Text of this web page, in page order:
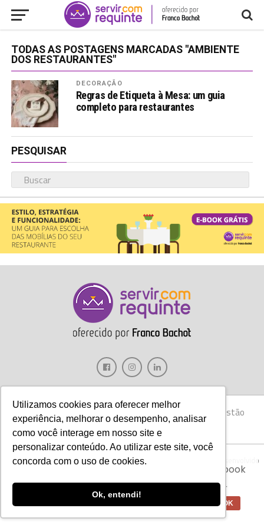
Utilizamos cookies para oferecer melhor
experiência, melhorar o desempenho, analisar
como você interage em nosso site e
personalizar conteúdo. Ao utilizar este site, você
concorda com o uso de cookies.
Ok, entendi!
TODAS AS POSTAGENS MARCADAS "AMBIENTE
DOS RESTAURANTES"
DECORAÇÃO
Regras de Etiqueta à Mesa: um guia
completo para restaurantes
PESQUISAR
Gastronomia Móveis Decoração Hotelaria
Gestão
Marketing
Tecnologia Eventos
Copyright © 2017 Servir com Requinte • Franco Bachot Móveis . Desenvolvido
Aviso:Nós da Franco Bachot utilizamos de
cookies com ferramentas do Google e Facebook
experiência de nossos clientes para oferecer
melhores produtos e serviços. OK